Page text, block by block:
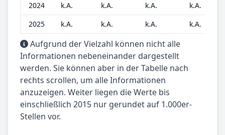
2024
k.A. k.A. k.A.
k.A.
2025
k.A. k.A. k.A. k.A.
Aufgrund der Vielzahl können nicht alle
Informationen nebeneinander dargestellt
werden. Sie können aber in der Tabelle nach
rechts scrollen, um alle Informationen
anzuzeigen. Weiter liegen die Werte bis
einschließlich 2015 nur gerundet auf 1.000er-
Stellen vor.